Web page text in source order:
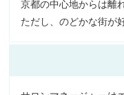
京都の中心地からは離
ただし、のどかな街が